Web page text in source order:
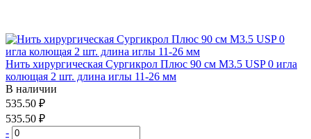
Нить хирургическая Сургикрол Плюс 90 см М3.5 USP 0 игла
колющая 2 шт. длина иглы 11-26 мм
В наличии
535.50 ₽
535.50 ₽
-